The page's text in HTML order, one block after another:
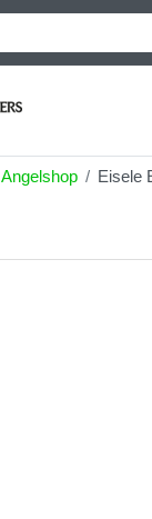
Angelshop Eisele